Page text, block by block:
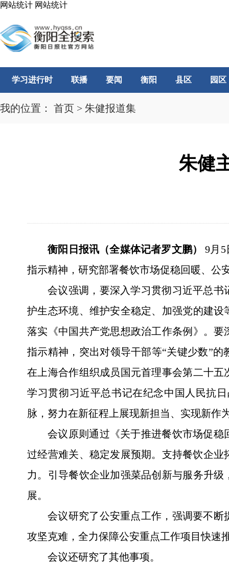
网站统计 网站统计
学习进行时 联播 要闻 衡阳 县区 园区
我的位置： 首页 > 朱健报道集
朱健
衡阳日报讯（全媒体记者罗文鹏）9月5
指示精神，研究部署餐饮市场促稳回暖、公
会议强调，要深入学习贯彻习近平总
护生态环境、维护安全稳定、加强党的建
落实《中国共产党思想政治工作条例》。
指示精神，突出对领导干部等“关键少数”
在上海合作组织成员国元首理事会第二十
学习贯彻习近平总书记在纪念中国人民抗
脉，努力在新征程上展现新担当、实现新作
会议原则通过《关于推进餐饮市场促
过经营难关、稳定发展预期。支持餐饮企
力。引导餐饮企业加强菜品创新与服务升
展。
会议研究了公安重点工作，强调要不
攻坚克难，全力保障公安重点工作项目快速
会议还研究了其他事项。